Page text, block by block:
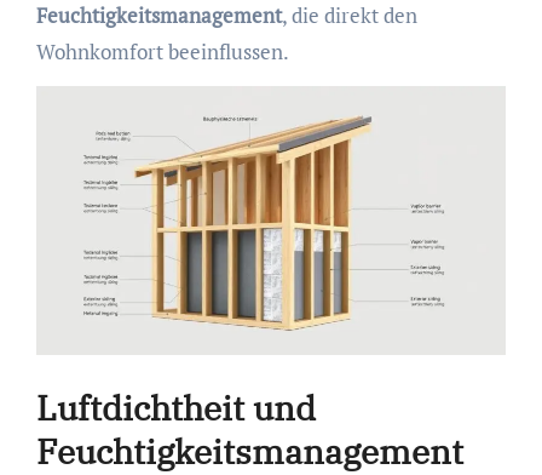
Feuchtigkeitsmanagement, die direkt den
Wohnkomfort beeinflussen.
Luftdichtheit und
Feuchtigkeitsmanagement